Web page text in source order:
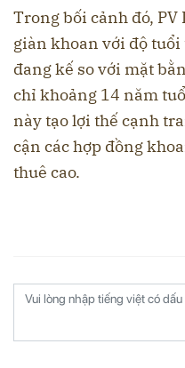
Trong bối cảnh đó,
giàn khoan với độ
đang kế so với mặt
chỉ khoảng 14 năm
này tạo lợi thế cạnh
cận các hợp đồng
thuê cao.